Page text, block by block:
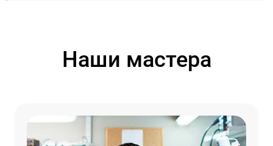
Наши мастера